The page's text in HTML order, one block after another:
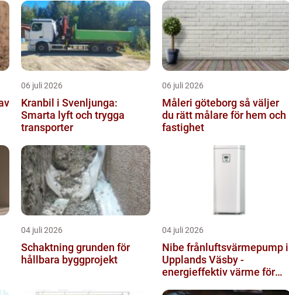
06 juli 2026
Kranbil i Svenljunga:
Smarta lyft och trygga
transporter
06 juli 2026
Måleri göteborg så väljer
du rätt målare för hem och
fastighet
04 juli 2026
Schaktning grunden för
hållbara byggprojekt
04 juli 2026
Nibe frånluftsvärmepump i
Upplands Väsby -
energieffektiv värme för